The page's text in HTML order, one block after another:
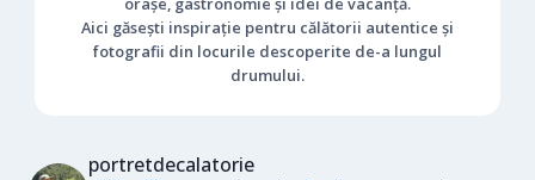
Aici găsești inspirație pentru călătorii autentice și
fotografii din locurile descoperite de-a lungul
drumului.
portretdecalatorie